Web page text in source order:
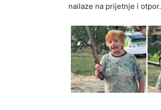
nailaze na prijetnje i otpor.